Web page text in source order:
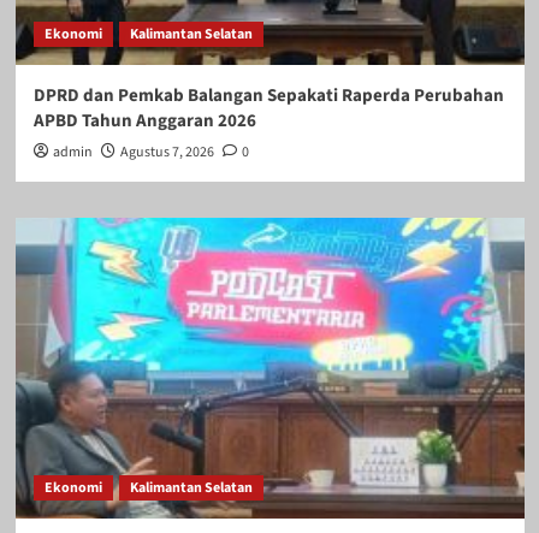
Ekonomi Kalimantan Selatan
DPRD dan Pemkab Balangan Sepakati Raperda Perubahan
APBD Tahun Anggaran 2026
admin Agustus 7, 2026 0
Ekonomi Kalimantan Selatan